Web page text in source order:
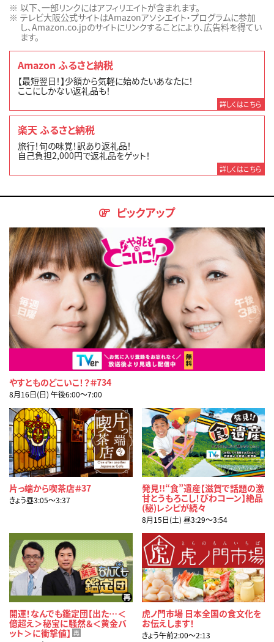
以下、一部リンクにはアフィリエイトが含まれます。
テレビ大阪公式サイトはAmazonアソシエイト・プログラムに参加
し、Amazon.co.jpのサイトにリンクすることにより、広告料を得てい
ます。
Amazon ふるさと納税
【最短翌日！】少額から気軽に始めたいあなたに！
ここにしかない返礼品も！
詳しくはこちら
楽天 ふるさと納税
旅行！旬の味覚！訳あり返礼品！
自己負担2,000円で返礼品をゲット！
詳しくはこちら
ピックアップ
やすとものどこいこ！？＃734
8月16日(日) 午後6:00〜7:00
片っ端から喫茶店＃37
きょう昼3:05〜3:37
発見!!“食”遺産【滋賀で話題の激
甘とうもろこし！びわコーン】絶品
(秘)レシピが続々
8月15日(土) 昼3:29〜3:54
開運！なんでも鑑定団【出た…＜
億超え＞秘宝に騒然＆＜黄金バ
ット＞に衝撃値】 再
虎ノ門市場 日本全国の食文化を
お伝えします！
きょう午前2:00〜2:13